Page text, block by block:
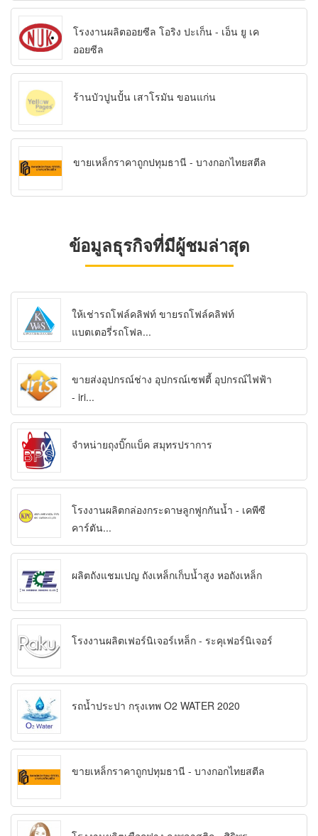
โรงงานผลิตออยซีล โอริง ปะเก็น - เอ็น ยู เค
ออยซีล
ร้านบัวปูนปั้น เสาโรมัน ขอนแก่น
ขายเหล็กราคาถูกปทุมธานี - บางกอกไทยสตีล
ข้อมูลธุรกิจที่มีผู้ชมล่าสุด
ให้เช่ารถโฟล์คลิฟท์ ขายรถโฟล์คลิฟท์
แบตเตอรี่รถโฟล...
ขายส่งอุปกรณ์ช่าง อุปกรณ์เซฟตี้ อุปกรณ์ไฟฟ้า
- iri...
จำหน่ายถุงบิ๊กแบ็ค สมุทรปราการ
โรงงานผลิตกล่องกระดาษลูกฟูกกันน้ำ - เคพีซี
คาร์ตัน...
ผลิตถังแชมเปญ ถังเหล็กเก็บน้ำสูง หอถังเหล็ก
โรงงานผลิตเฟอร์นิเจอร์เหล็ก - ระคุเฟอร์นิเจอร์
รถน้ำประปา กรุงเทพ O2 WATER 2020
ขายเหล็กราคาถูกปทุมธานี - บางกอกไทยสตีล